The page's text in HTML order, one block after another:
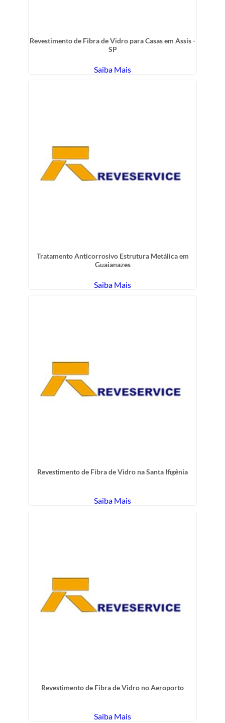
Revestimento de Fibra de Vidro para Casas em Assis -
SP
Saiba Mais
Tratamento Anticorrosivo Estrutura Metálica em
Guaianazes
Saiba Mais
Revestimento de Fibra de Vidro na Santa Ifigênia
Saiba Mais
Revestimento de Fibra de Vidro no Aeroporto
Saiba Mais